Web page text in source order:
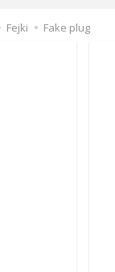
Fejki Fake plug